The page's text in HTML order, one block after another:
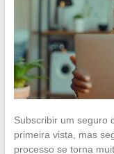
Subscribir um seguro
primeira vista, mas
processo se torna